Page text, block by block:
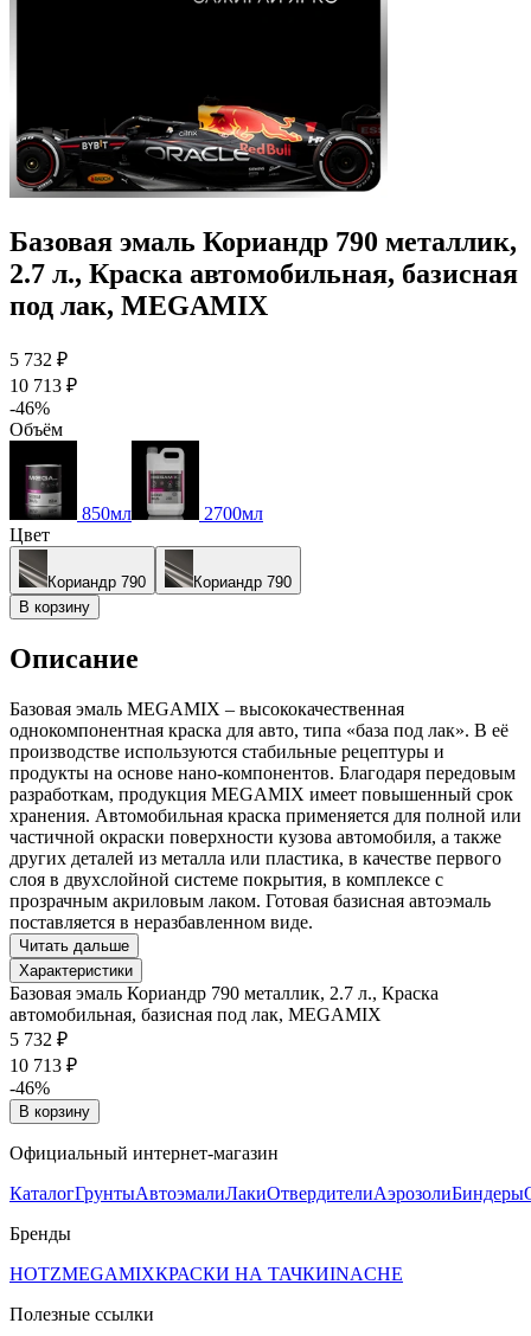
Базовая эмаль Кориандр 790 металлик,
2.7 л., Краска автомобильная, базисная
под лак, MEGAMIX
5 732 ₽
10 713 ₽
-46%
Объём
850мл
2700мл
Цвет
Кориандр 790
Кориандр 790
В корзину
Описание
Базовая эмаль MEGAMIX – высококачественная
однокомпонентная краска для авто, типа «база под лак». В её
производстве используются стабильные рецептуры и
продукты на основе нано-компонентов. Благодаря передовым
разработкам, продукция MEGAMIX имеет повышенный срок
хранения. Автомобильная краска применяется для полной или
частичной окраски поверхности кузова автомобиля, а также
других деталей из металла или пластика, в качестве первого
слоя в двухслойной системе покрытия, в комплексе с
прозрачным акриловым лаком. Готовая базисная автоэмаль
поставляется в неразбавленном виде.
Читать дальше
Характеристики
Базовая эмаль Кориандр 790 металлик, 2.7 л., Краска
автомобильная, базисная под лак, MEGAMIX
5 732 ₽
10 713 ₽
-46%
В корзину
Официальный интернет-магазин
КаталогГрунтыАвтоэмалиЛакиОтвердителиАэрозолиБиндеры
Бренды
HOTZMEGAMIXКРАСКИ НА ТАЧКИINACHE
Полезные ссылки